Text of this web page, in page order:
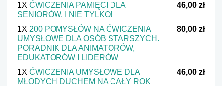
1X ĆWICZENIA PAMIĘCI DLA
SENIORÓW. I NIE TYLKO!
46,00 zł
1X 200 POMYSŁÓW NA ĆWICZENIA
UMYSŁOWE DLA OSÓB STARSZYCH.
PORADNIK DLA ANIMATORÓW,
EDUKATORÓW I LIDERÓW
80,00 zł
1X ĆWICZENIA UMYSŁOWE DLA
MŁODYCH DUCHEM NA CAŁY ROK
46,00 zł